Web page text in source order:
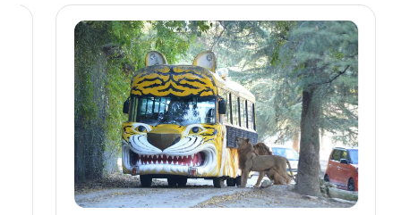
していますので、じっとしている姿
を見かけても、どうか安心して見守
っていただければと思います。 🌙夜
の群馬サファリパークもおすすめ 日
中の暑さが気になる方には、夕方か
ら夜にかけての「夜活」もおすすめ
です。夕暮れサファリツアーやナイ
トサファリツアーでは、昼間とはま